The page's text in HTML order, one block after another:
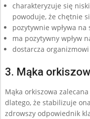
charakteryzuje się
powoduje, że chętnie
pozytywnie wpływa
ma pozytywny wpływ
dostarcza
3. Mąka
Mąka orkiszowa
dlatego, że stabilizuje
zdrowszy odpowiednik